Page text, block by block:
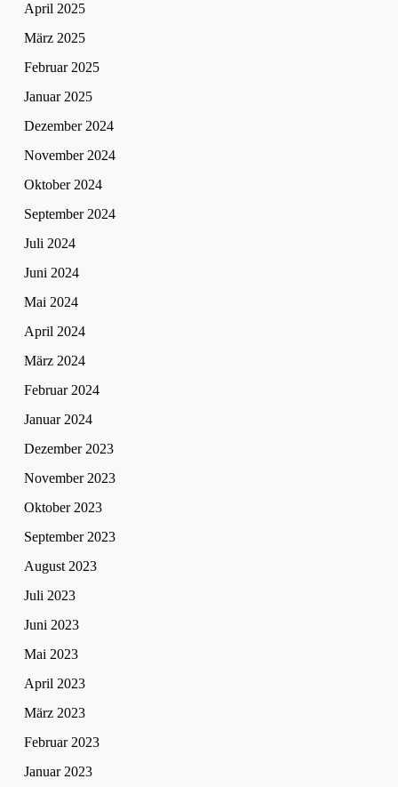
April 2025
März 2025
Februar 2025
Januar 2025
Dezember 2024
November 2024
Oktober 2024
September 2024
Juli 2024
Juni 2024
Mai 2024
April 2024
März 2024
Februar 2024
Januar 2024
Dezember 2023
November 2023
Oktober 2023
September 2023
August 2023
Juli 2023
Juni 2023
Mai 2023
April 2023
März 2023
Februar 2023
Januar 2023